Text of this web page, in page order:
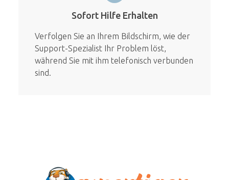
Sofort Hilfe Erhalten
Verfolgen Sie an Ihrem Bildschirm, wie der
Support-Spezialist Ihr Problem löst,
während Sie mit ihm telefonisch verbunden
sind.